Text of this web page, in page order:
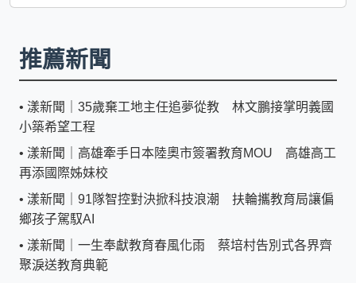
推薦新聞
• 漾新聞｜35歲棄工地主任追夢從教 林文鵬接掌明義國
小築希望工程
• 漾新聞｜高雄牽手日本陸奧市簽署教育MOU 高雄高工
再添國際姊妹校
• 漾新聞｜91隊智控對決掀科技浪潮 扶輪攜教育局讓偏
鄉孩子駕馭AI
• 漾新聞｜一生奉獻教育春風化雨 蔡培村告別式各界齊
聚淚送教育典範